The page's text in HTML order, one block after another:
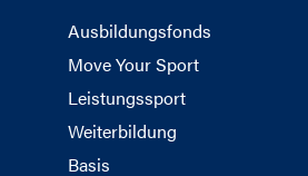
Ausbildungsfonds
Move Your Sport
Leistungssport
Weiterbildung
Basis